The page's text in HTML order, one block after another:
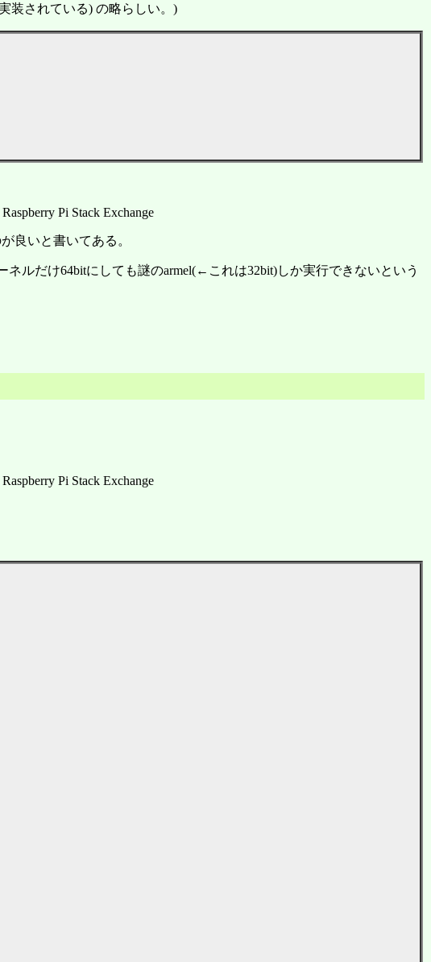
装されている) の略らしい。)
Pi Stack Exchange
良いと書いてある。
ルだけ64bitにしても謎のarmel(←これは32bit)しか実行できないという
Pi Stack Exchange